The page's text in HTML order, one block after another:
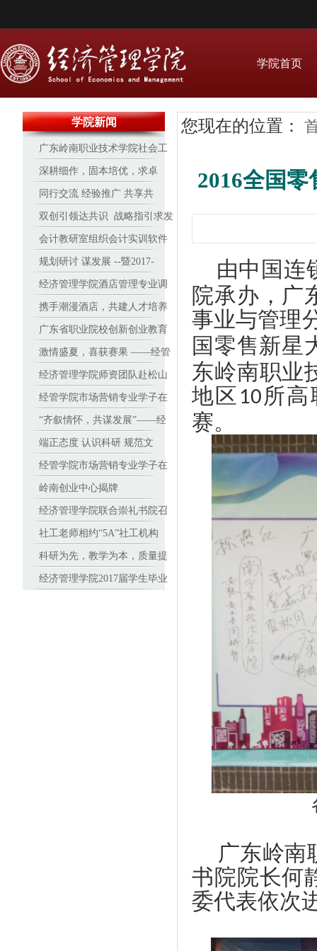
学院首页
学院新闻
广东岭南职业技术学院社会工
作协会受邀参与2017“牵手红丝
带”广州青少年预防艾滋病行动
实务技能培训
深耕细作，固本培优，求卓
越 ——经管16-17学年办学见
成效
同行交流 经验推广 共享共
进 天津职业大学来我院研讨交
流
双创引领达共识 战略指引求发
展
会计教研室组织会计实训软件
培训
规划研讨 谋发展 --暨2017-
2018学年经济管理学院专业建
设与发展研讨会
经济管理学院酒店管理专业调
酒、咖啡赛事再创新高
携手潮漫酒店，共建人才培养
基地
广东省职业院校创新创业教育
师资能力提升班在广东岭南职
业技术学院顺利开班
激情盛夏，喜获赛果 ——经管
学子在全国人力资源管理技能
大赛南部赛区中勇夺特等奖
经济管理学院师资团队赴松山
职业技术学院进行基于美国学
历资格框架(DQP)学分制改革
培训
经管学院市场营销专业学子在
2017（新加坡）全球品牌策划
大赛中国地区选拔赛中折桂
“齐叙情怀，共谋发展”——经
济管理学院校友座谈会顺利召
开
端正态度 认识科研 规范文
本 高教授与青年教师谈学术论
文撰写 ——高职院校里的教科
研沙龙
经管学院市场营销专业学子在
2017（新加坡）全球品牌策划
大赛中国地区选拔赛中折桂
岭南创业中心揭牌
经济管理学院联合崇礼书院召
开教师座谈会
社工老师相约“5A”社工机构
——走访专业深度实践课程合
作单位
科研为先，教学为本，质量提
升 ——高职院校里的教科研沙
经济管理学院2017届学生毕业
您现在的位置：
2016全国
由中国连
院承办，广
事业与管理
国零售新星
东岭南职业
地区 10所
赛。
广东岭南
书院院长何
委代表依次